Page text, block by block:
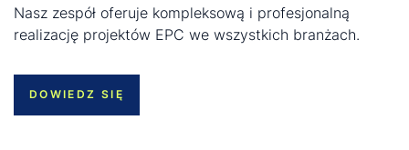
Nasz zespół oferuje kompleksową i profesjonalną
realizację projektów EPC we wszystkich branżach.
DOWIEDZ SIĘ